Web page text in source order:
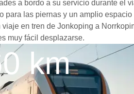
a bordo a su servicio durante el
las piernas y un amplio
en tren de Jonkoping a
muy fácil desplazarse.
km